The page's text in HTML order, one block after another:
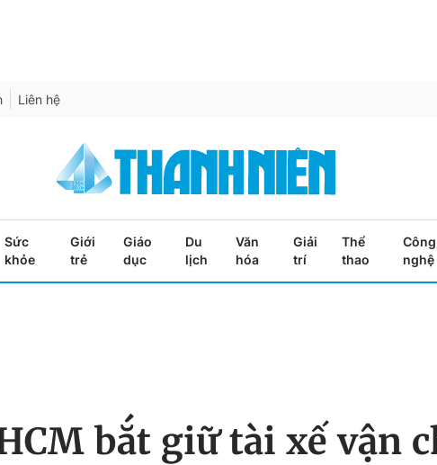
Liên hệ
Sức
khỏe
Giới
trẻ
Giáo
dục
Du
lịch
Văn
hóa
Giải
trí
Thể
thao
Công
nghệ
bắt giữ tài xế vận